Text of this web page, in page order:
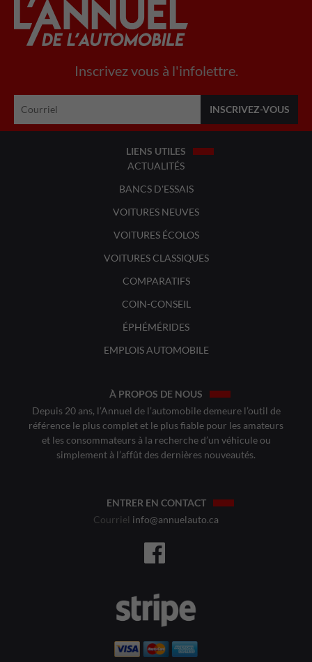
Inscrivez vous à l'infolettre.
LIENS UTILES
ACTUALITÉS
BANCS D'ESSAIS
VOITURES NEUVES
VOITURES ÉCOLOS
VOITURES CLASSIQUES
COMPARATIFS
COIN-CONSEIL
ÉPHÉMÉRIDES
EMPLOIS AUTOMOBILE
À PROPOS DE NOUS
Depuis 20 ans, l’Annuel de l’automobile demeure l’outil de
référence le plus complet et le plus fiable pour les amateurs
et les consommateurs à la recherche d’un véhicule ou
simplement à l’affût des dernières nouveautés.
ENTRER EN CONTACT
Courriel info@annuelauto.ca